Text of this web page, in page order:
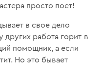
просто поет!
в свое дело
других работа горит в
помощник, а если
Но это бывает